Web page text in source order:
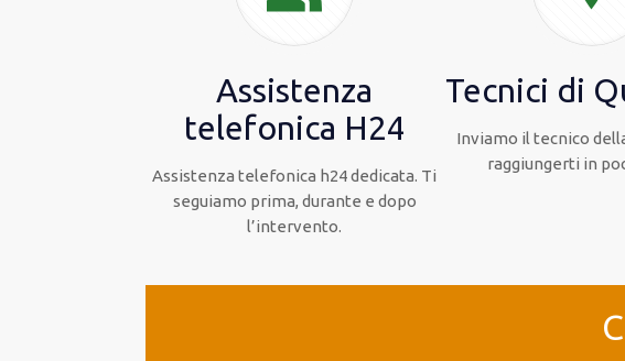
Assistenza
telefonica H24
Assistenza telefonica h24 dedicata. Ti
seguiamo prima, durante e dopo
l’intervento.
Tecnici di
Inviamo il tecnico
raggiungerti in